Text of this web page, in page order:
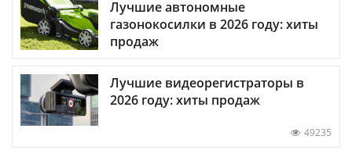
Лучшие автономные
газонокосилки в 2026 году: хиты
продаж
Лучшие видеорегистраторы в
2026 году: хиты продаж
49235